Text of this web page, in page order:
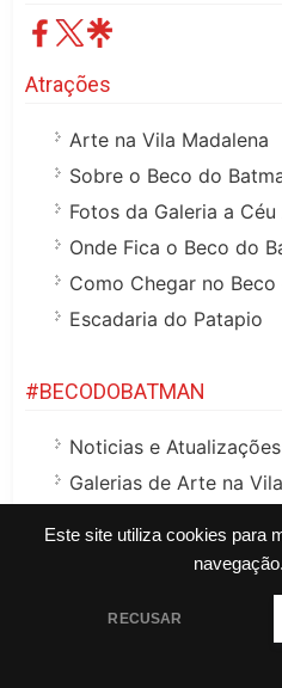
Este site utiliza cookies para
navegação.
RECUSAR
Atrações
Arte na Vila Madalena
Sobre o Beco do
Fotos da Galeria a
Onde Fica o Beco do
Como Chegar no
Escadaria do Patapio
#BECODOBATMAN
Noticias e Atualizações
Galerias de Arte na
Bares e Restaurantes
Feira de Arte da
Beco do Robin